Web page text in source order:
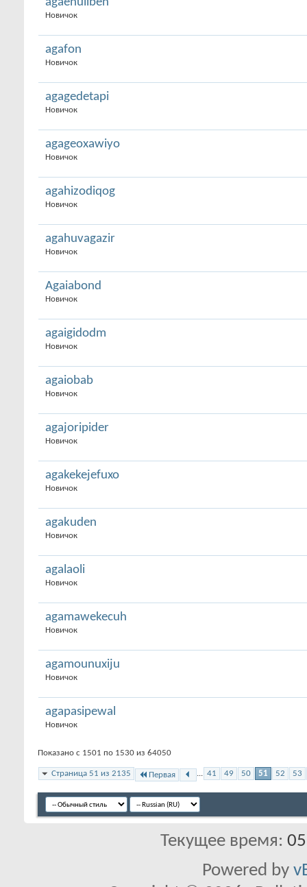
Новичок
agafon
Новичок
agagedetapi
Новичок
agageoxawiyo
Новичок
agahizodiqog
Новичок
agahuvagazir
Новичок
Agaiabond
Новичок
agaigidodm
Новичок
agaiobab
Новичок
agajoripider
Новичок
agakekejefuxo
Новичок
agakuden
Новичок
agalaoli
Новичок
agamawekecuh
Новичок
agamounuxiju
Новичок
agapasipewal
Новичок
Показано с 1501 по 1530 из 64050
Страница 51 из 2135 Первая ... 41 49 50 51 52 53
Текущее время:
Powered by